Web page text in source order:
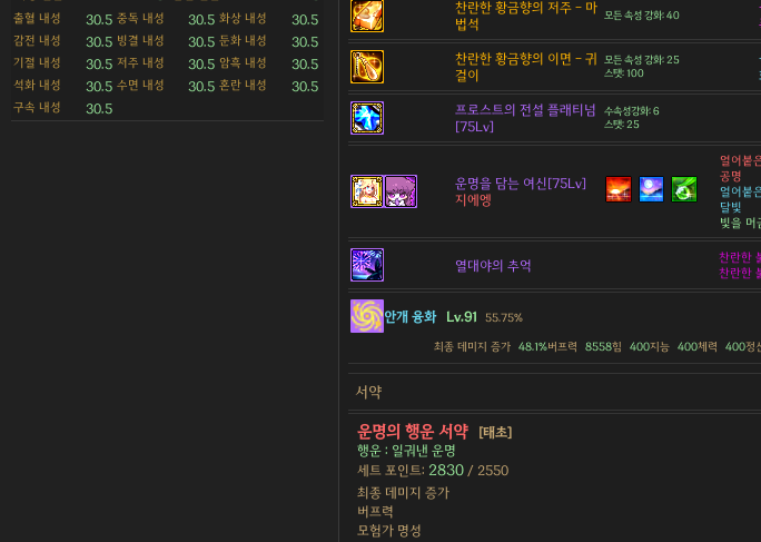
출혈 내성 30.5 중독 내성 30.5 화상 내성 30.5
감전 내성 30.5 빙결 내성 30.5 둔화 내성 30.5
기절 내성 30.5 저주 내성 30.5 암흑 내성 30.5
석화 내성 30.5 수면 내성 30.5 혼란 내성 30.5
구속 내성 30.5
찬란한 황금향의 저주 - 마
법석
모든 속성 강화: 40
찬란한 황금향의 이면 - 귀
걸이
모든 속성 강화: 25
스탯: 100
프로스트의 전설 플래티넘
[75Lv]
수속성강화: 6
스탯: 25
운명을 담는 여신[75Lv]
지에엥
얼어붙
공명
얼어붙
달빛
빛을 머
열대야의 추억
찬란한
찬란한
안개 융화 Lv.91 55.75%
최종 데미지 증가 48.1%버프력 8558힘 400지능 400체력 400정
서약
운명의 행운 서약
[태초]
행운 : 일궈낸 운명
세트 포인트: 2830 / 2550
최종 데미지 증가
버프력
모험가 명성